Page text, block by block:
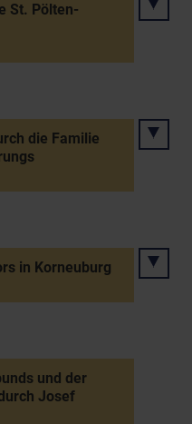
St. Pölten-
die Familie
in Korneuburg
und der
Josef